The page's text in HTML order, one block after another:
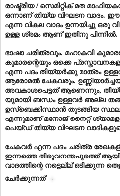
രാഷ്ട്രീയ / സെമിറ്റിക് മത
ഒന്നാണ് തിയ്യ വിഘടന വാദം.
എന്ന വികല വാദം ഉന്നയിച്ചു ഒരു
ഉള്ള ശ്രമം ആണ് ഇതിനു പിന്നിൽ.
ഭാഷാ ചരിത്രവും, മഹാകവി
കുമാരന്റെയും ഒക്കെ
എന്ന പദം തിയ്യർക്കു മാത്രം
ആരോമൽ ചേകവരും,
അവകാശപെട്ടത് ആണെന്നും, തീയ്‌വ്
യുമായി ബന്ധം ഉള്ളവർ അല്ല
ഉസ്ബെക്കിസ്ഥാൻ തുടങ്ങിയ
എന്നുമാണ് മനോജ്‌ നൈറ്റ്
പെയ്ഡ് തിയ്യ വിഘടന
ചേകവർ എന്ന പദം ചരിത്ര
ഇന്നത്തെ തിരുവനന്തപുരത്ത്
വാദത്തിന്റെ നട്ടെല്ല് ഒടിക്കുന്ന
ചേർക്കുന്നത്